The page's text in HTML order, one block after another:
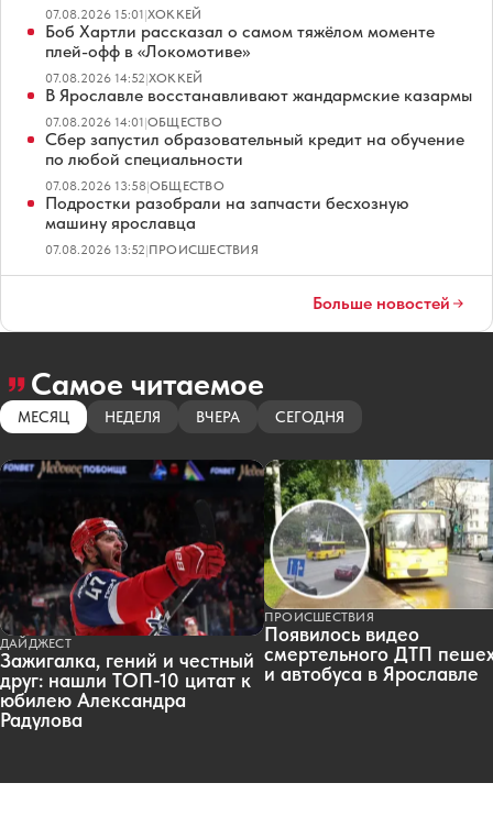
07.08.2026 15:01|ХОККЕЙ
Боб Хартли рассказал о самом тяжёлом моменте
плей-офф в «Локомотиве»
07.08.2026 14:52|ХОККЕЙ
В Ярославле восстанавливают жандармские казармы
07.08.2026 14:01|ОБЩЕСТВО
Сбер запустил образовательный кредит на обучение
по любой специальности
07.08.2026 13:58|ОБЩЕСТВО
Подростки разобрали на запчасти бесхозную
машину ярославца
07.08.2026 13:52|ПРОИСШЕСТВИЯ
Больше новостей
Самое читаемое
МЕСЯЦ НЕДЕЛЯ ВЧЕРА СЕГОДНЯ
ДАЙДЖЕСТ
Зажигалка, гений и честный
друг: нашли ТОП-10 цитат к
юбилею Александра
Радулова
ПРОИСШЕСТВИЯ
Появилось видео
смертельного ДТП
и автобуса в Ярославле